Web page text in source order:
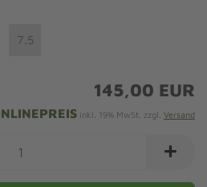
7.5
145,00 EUR
inkl. 19% MwSt. zzgl. Versand